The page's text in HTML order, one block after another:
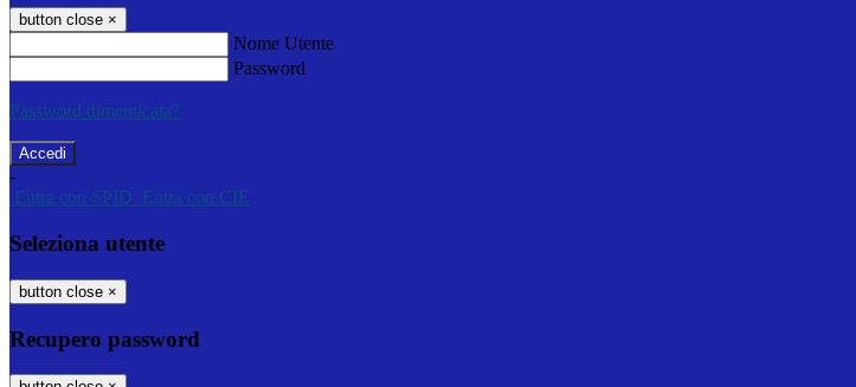
button close ×
Nome Utente
Password
Password dimenticata?
-
Entra con SPID Entra con CIE
Seleziona utente
button close ×
Recupero password